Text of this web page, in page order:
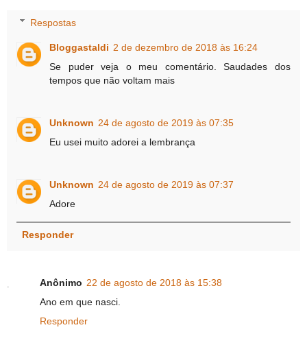
Respostas
Bloggastaldi 2 de dezembro de 2018 às 16:24
Se puder veja o meu comentário. Saudades dos
tempos que não voltam mais
Unknown 24 de agosto de 2019 às 07:35
Eu usei muito adorei a lembrança
Unknown 24 de agosto de 2019 às 07:37
Adore
Responder
Anônimo 22 de agosto de 2018 às 15:38
Ano em que nasci.
Responder